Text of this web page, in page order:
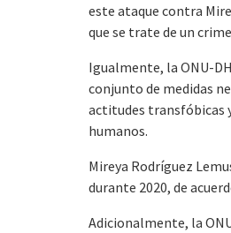
este ataque contra
que se trate de un
Igualmente, la ONU-
conjunto de medidas
actitudes transfóbicas
humanos.
Mireya Rodríguez
durante 2020, de
Adicionalmente, la